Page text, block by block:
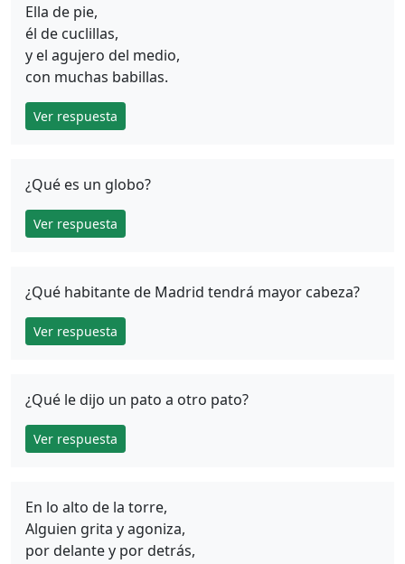
Ella de pie,
él de cuclillas,
y el agujero del medio,
con muchas babillas.
Ver respuesta
¿Qué es un globo?
Ver respuesta
¿Qué habitante de Madrid tendrá mayor cabeza?
Ver respuesta
¿Qué le dijo un pato a otro pato?
Ver respuesta
En lo alto de la torre,
Alguien grita y agoniza,
por delante y por detrás,